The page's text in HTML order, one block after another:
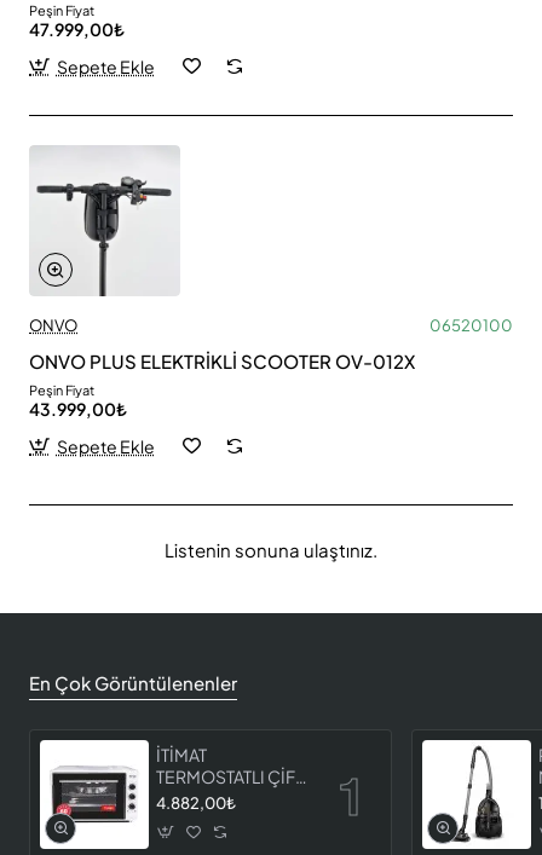
Peşin Fiyat
47.999,00₺
Sepete Ekle
ONVO 06520100
ONVO PLUS ELEKTRİKLİ SCOOTER OV-012X
Peşin Fiyat
43.999,00₺
Sepete Ekle
Listenin sonuna ulaştınız.
En Çok Görüntülenenler
İTİMAT
TERMOSTATLI ÇİFT
CAMLI FIRIN 8060
4.882,00₺